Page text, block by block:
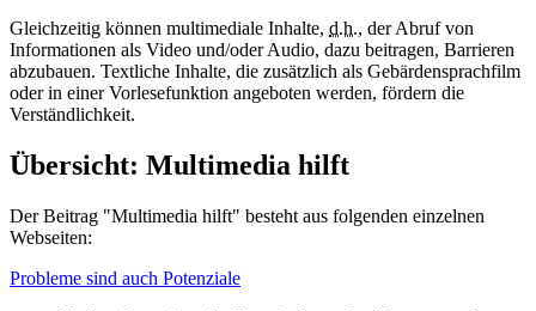
Gleichzeitig können multimediale Inhalte, d.h., der Abruf von
Informationen als Video und/oder Audio, dazu beitragen, Barrieren
abzubauen. Textliche Inhalte, die zusätzlich als Gebärdensprachfilm
oder in einer Vorlesefunktion angeboten werden, fördern die
Verständlichkeit.
Übersicht: Multimedia hilft
Der Beitrag "Multimedia hilft" besteht aus folgenden einzelnen
Webseiten:
Probleme sind auch Potenziale